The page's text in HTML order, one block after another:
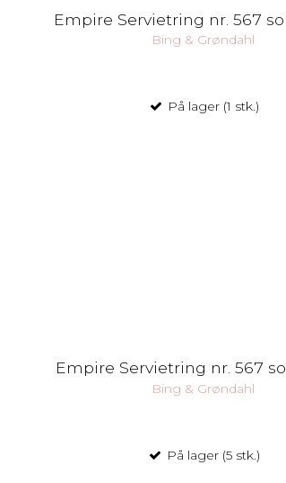
Empire Servietring nr. 567
Bing & Grøndahl
På lager (1 stk.)
Empire Servietring nr. 567
Bing & Grøndahl
På lager (5 stk.)